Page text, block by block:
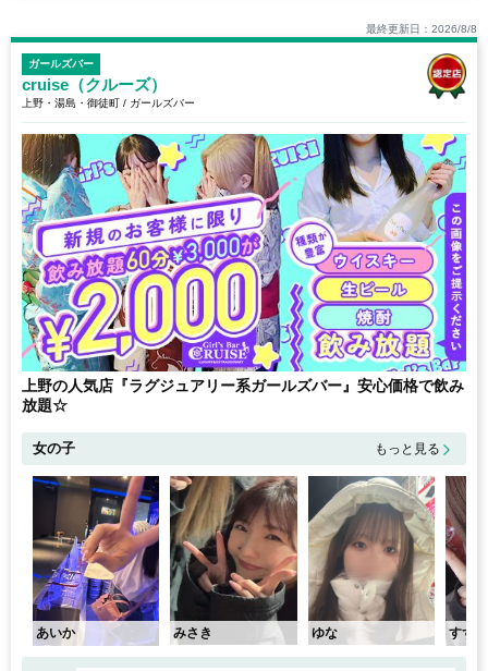
最終更新日：2026/8/8
ガールズバー
cruise（クルーズ）
上野・湯島・御徒町 / ガールズバー
上野の人気店『ラグジュアリー系ガールズバー』安心価格で飲み
放題☆
女の子 もっと見る
あいか みさき ゆな すず